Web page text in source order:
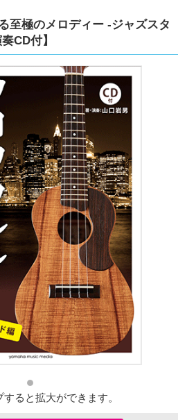
至極のメロディー -ジャズスタ
CD付】
ると拡大ができます。